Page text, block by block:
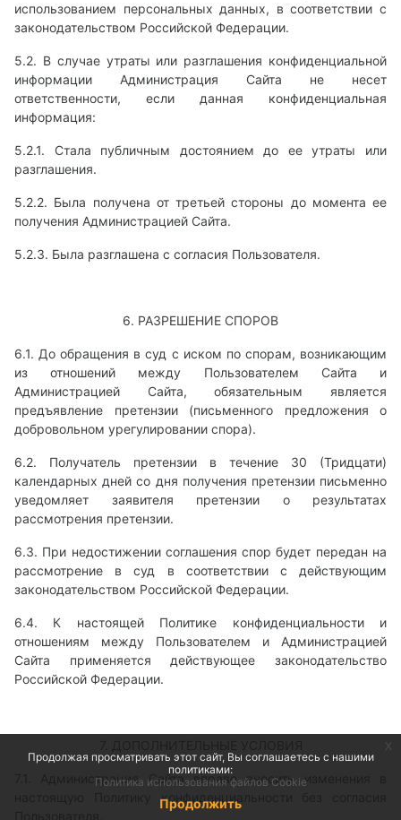
использованием персональных данных, в соответствии с
законодательством Российской Федерации.
5.2. В случае утраты или разглашения конфиденциальной
информации Администрация Сайта не несет
ответственности, если данная конфиденциальная
информация:
5.2.1. Стала публичным достоянием до ее утраты или
разглашения.
5.2.2. Была получена от третьей стороны до момента ее
получения Администрацией Сайта.
5.2.3. Была разглашена с согласия Пользователя.
6. РАЗРЕШЕНИЕ СПОРОВ
6.1. До обращения в суд с иском по спорам, возникающим
из отношений между Пользователем Сайта и
Администрацией Сайта, обязательным является
предъявление претензии (письменного предложения о
добровольном урегулировании спора).
6.2. Получатель претензии в течение 30 (Тридцати)
календарных дней со дня получения претензии письменно
уведомляет заявителя претензии о результатах
рассмотрения претензии.
6.3. При недостижении соглашения спор будет передан на
рассмотрение в суд в соответствии с действующим
законодательством Российской Федерации.
6.4. К настоящей Политике конфиденциальности и
отношениям между Пользователем и Администрацией
Сайта применяется действующее законодательство
Российской Федерации.
7.1. Администрация Сайта вправе вносить изменения в
настоящую Политику конфиденциальности без согласия
Продолжая просматривать этот сайт, Вы соглашаетесь с нашими
политиками:
Политика использования файлов Cookie
Продолжить